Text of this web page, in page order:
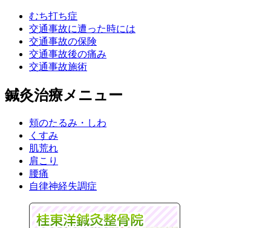
むち打ち症
交通事故に遭った時には
交通事故の保険
交通事故後の痛み
交通事故施術
鍼灸治療メニュー
頬のたるみ・しわ
くすみ
肌荒れ
肩こり
腰痛
自律神経失調症